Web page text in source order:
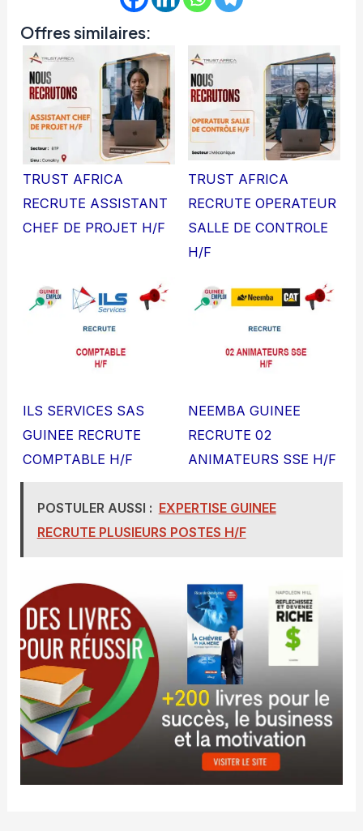
Offres similaires:
TRUST AFRICA
RECRUTE ASSISTANT
CHEF DE PROJET H/F
TRUST AFRICA
RECRUTE OPERATEUR
SALLE DE CONTROLE
H/F
ILS SERVICES SAS
GUINEE RECRUTE
COMPTABLE H/F
NEEMBA GUINEE
RECRUTE 02
ANIMATEURS SSE H/F
POSTULER AUSSI : EXPERTISE GUINEE
RECRUTE PLUSIEURS POSTES H/F